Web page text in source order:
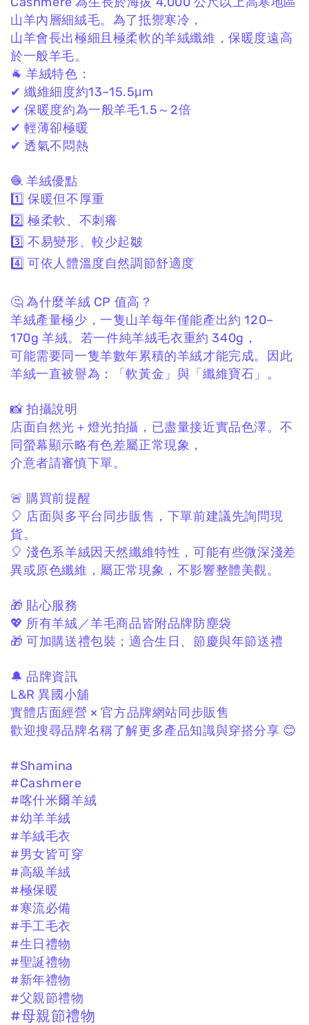
山羊內層細絨毛。 為了抵禦寒冷，
山羊會長出極細且極柔軟的羊絨纖維，保暖度遠高
於一般羊毛。
🐐 羊絨特色：
✔ 纖維細度約13–15.5μm
✔ 保暖度約為一般羊毛1.5～2倍
✔ 輕薄卻極暖
✔ 透氣不悶熱
🧶 羊絨優點
1️⃣ 保暖但不厚重
2️⃣ 極柔軟、不刺癢
3️⃣ 不易變形、較少起皺
4️⃣ 可依人體溫度自然調節舒適度
🤔 為什麼羊絨 CP 值高？
羊絨產量極少，一隻山羊每年僅能產出約 120–
170g 羊絨。 若一件純羊絨毛衣重約 340g，
可能需要同一隻羊數年累積的羊絨才能完成。
因此
羊絨一直被譽為：
「軟黃金」與「纖維寶石」。
📸 拍攝說明
店面自然光＋燈光拍攝， 已盡量接近實品色澤。 不
同螢幕顯示略有色差屬正常現象，
介意者請審慎下單。
🚨 購買前提醒
🎈 店面與多平台同步販售， 下單前建議先詢問現
貨。
🎈 淺色系羊絨因天然纖維特性，可能有些微深淺差
異或原色纖維， 屬正常現象，不影響整體美觀。
🎁 貼心服務
💖 所有羊絨／羊毛商品皆附品牌防塵袋
🎁 可加購送禮包裝； 適合生日、節慶與年節送禮
🔔 品牌資訊
L&R 異國小舖
實體店面經營 × 官方品牌網站同步販售
歡迎搜尋品牌名稱了解更多產品知識與穿搭分享 😊
#Shamina
#Cashmere
#喀什米爾羊絨
#幼羊羊絨
#羊絨毛衣
#男女皆可穿
#高級羊絨
#極保暖
#寒流必備
#手工毛衣
#生日禮物
#聖誕禮物
#新年禮物
#父親節禮物
#母親節禮物